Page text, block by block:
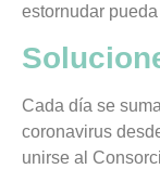
estornudar
Cada día se
coronavirus
unirse al